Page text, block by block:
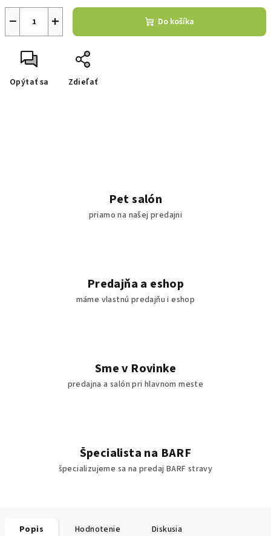
+
− Do košíka
Opýtať sa Zdieľať
Pet salón
priamo na našej predajni
Predajňa a eshop
máme vlastnú predajňu i eshop
Sme v Rovinke
predajna a salón pri hlavnom meste
Špecialista na BARF
špecializujeme sa na predaj BARF stravy
Popis Hodnotenie Diskusia